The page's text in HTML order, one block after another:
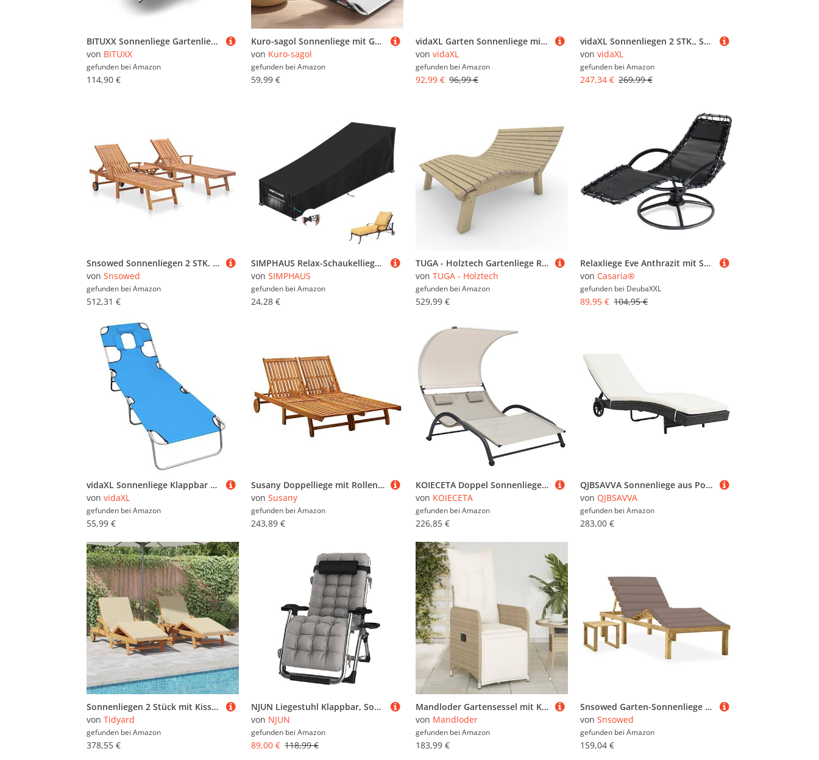
BITUXX Sonnenliege Gartenliege Relaxliege Schaukelliege Liegestuhl Schaukelstuhl (2 Liegen)(Beige)
von BITUXX
gefunden bei Amazon
114,90 €
Kuro-sagol Sonnenliege mit Gesichtsöffnung, klappbare Gartenliege mit U-Kissen & 3-Fach Verstellbarer Rückenlehne, Relaxliege faltbar für Sonnenbaden, Strand, Garten, Camping, hellgrau
von Kuro-sagol
gefunden bei Amazon
59,99 €
vidaXL Garten Sonnenliege mit 2 Kissen 2-Personen Doppelliege Gartenliege Liege Relaxliege Gartenmöbel Strandliege Freizeitliege Stoff Rosa
von vidaXL
gefunden bei Amazon
92,99 € 96,99 €
vidaXL Sonnenliegen 2 STK., Sonnenliege mit Tisch Kissen, Relaxliege für Garten Terrasse, Gartenliege Sonnenbett, Grau Poly Rattan
von vidaXL
gefunden bei Amazon
247,34 € 269,99 €
Snsowed Sonnenliegen 2 STK. mit Tisch Massivholz Teak, Gartenliege, Liegestuhl, Sonnenstuhl, Sonneninsel Outdoor, Liegen, Gartenmöbel, Bäderliege, Relaxliege - 3051437
von Snsowed
gefunden bei Amazon
512,31 €
SIMPHAUS Relax-Schaukelliege Abdeckung für Gartenliege Abdeckplane Sonnenliege Abdeckung Wasserdicht Abdeckhauben für Schaukelliege Garten Relaxliege Liegestuhl Anti-UV Oxford Gewebe 180x80x40/89cm
von SIMPHAUS
gefunden bei Amazon
24,28 €
TUGA - Holztech Gartenliege Relaxliege Liege - Franzi Breite (Fichte) 140cm Einstiegshöhe 50cm
von TUGA - Holztech
gefunden bei Amazon
529,99 €
Relaxliege Eve Anthrazit mit Schaukelfunktion
von Casaria®
gefunden bei DeubaXXL
89,95 € 104,95 €
vidaXL Sonnenliege Klappbar mit Kopfkissen Gartenliege Strandliege Freizeitliege Gartenmöbel Liege Campingliege Relaxliege Stahl Türkisblau
von vidaXL
gefunden bei Amazon
55,99 €
Susany Doppelliege mit Rollen Sonnenliege 2-Personen Relaxliege Strandliege Holzliege Gartenliege Akazie Gartenmöbel Akazie Massivholz
von Susany
gefunden bei Amazon
243,89 €
KOIECETA Doppel Sonnenliege mit Sonnendach Doppelliege Gartenliege Liege Relaxliege Gartenmöbel Strandliege Freizeitliege Textilene (Creme)
von KOIECETA
gefunden bei Amazon
226,85 €
QJBSAVVA Sonnenliege aus Poly Rattan mit Verstellbarer Rückenlehne und Sitzauflage Schwarz Creme 199 x 60 x 37 cm Gartenliege Strandliege Relaxliege für Terrasse Balkon und Garten
von QJBSAVVA
gefunden bei Amazon
283,00 €
Sonnenliegen 2 Stück mit Kissen und Rädern Beige aus Massivholz Akazie, Gartenliegestuhl Strandliege Relaxliege für Strand Garten Terrasse Camping3325178
von Tidyard
gefunden bei Amazon
378,55 €
NJUN Liegestuhl Klappbar, Sonnenliege, Relaxsessel Mit Liegefunktion Garten, Relaxliege FüR Mittagspause, Sonnenstuhl Mit Verstellbarem Kopfpolster & RüCkenlehne, für Patio-Garten-Strand, (Silber)
von NJUN
gefunden bei Amazon
89,00 € 118,99 €
Mandloder Gartensessel mit Kissen, Verstellbar Beige Poly Rattan Relaxliege für Outdoor Gartenmöbel, Hochlehner Stuhl, UV-beständiger Sessel mit robustem Stahlrahmen für Terrasse & Balkon
von Mandloder
gefunden bei Amazon
183,99 €
Snsowed Garten-Sonnenliege mit Tisch und Auflage Kiefer Imprägniert, Gartenliege, Liegestuhl, Sonnenstuhl, Sonneninsel Outdoor, Liegen, Gartenmöbel, Bäderliege, Relaxliege - 3065872
von Snsowed
gefunden bei Amazon
159,04 €